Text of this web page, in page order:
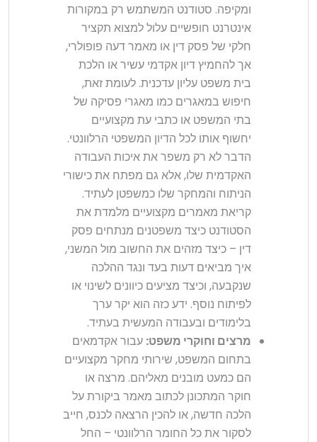
ומקיפה. סטודנט המשתמש רק במקורות
אינטרנט חופשיים עלול למצוא תקציר
חלקי של פסק דין או מאמר דעה פופולרי,
אך להחמיץ דיון אקדמי עשיר או הלכת
בית משפט עליון עדכנית. לעומת זאת,
חיפוש במאגרים כמו מאגרי פסיקה של
בתי המשפט או כתבי עת מקצועיים
יחשוף אותו לכל הדיון המשפטי הרלוונטי.
הדבר לא רק משפר את איכות העבודה
האקדמית שלו, אלא גם מפתח את כישורי
הניתוח והמחקר שלו כמשפטן לעתיד.
קריאת מאמרים מקצועיים מלמדת את
הסטודנט כיצד משפטנים מנתחים פסק
דין – כיצד מזהים את החשוב מול המשני,
איך מביאים דעות בעד ונגד ההלכה
שנקבעה, וכיצד מציעים כיוונים לשינוי או
לפיתוח נוסף. ידע כזה הוא יקר ערך
בלימודים ובעבודה המעשית בעתיד.
מרצים וחוקרי משפט: עבור אקדמאים
בתחום המשפט, שירותי מחקר מקצועיים
הם כמעט מובנים מאליהם. מרצה או
חוקר המתכונן לכתוב מאמר ביקורת על
הלכה חדשה, או להכין הרצאה לכנס, חייב
לסקור את כל החומר הרלוונטי – החל